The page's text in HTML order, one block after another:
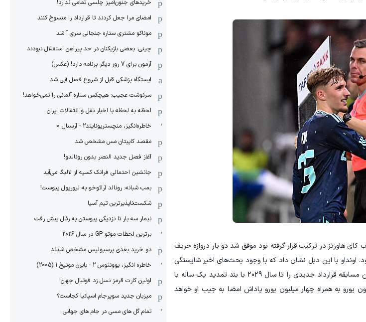
اشتوتگارت که در غیاب کای هاورتز در ترکیب قرار گرفته بود موفق شد دو بار دروازه حریف
اونداو با این دبل نشان داد که با وجود بحث‌های اخیر شایستگی
حضور در ترکیب اصلی را دارد. جالب اینجاست که او تنها چند ساعت پیش از این مسابقه قرارداد جدیدی را تا سال 2029 با بند تمدید یک ساله با
یورو به همراه چهار میلیون یورو پاداش امضا به جیب او خواهد
خریدهای جنون‌آمیز چلسی تمامی ندارد!
امضای مرا جعل کردند تا قرارداد را منسوخ کنند
موناکو مشتری ستاره جنجالی سری آ شد
چینی: بعضی بازیکنان در حد پیراهن استقلال نبودند
آزمون برای 7 روز دیگر برنامه دارد! (عکس)
ایستگاه پزشکی قبل از شروع فصل آبی شد
سرنوشت عجیب: هیچکس ستاره آلمانی را نمی‌خواهد!
لحظه به لحظه با اخبار نقل و انتقالات ایران
خاطره‌انگیز، منچستریونایتد2 - آرسنال 0
مقصد کاپیتان مس مشخص شد
آغاز فصل جدید النصر بدون رونالدو!
جانشین احتمالی فرانک کسیه از لالیگا می‌آید
بمب شبانه: رونالد آرائوخو به لیورپول پیوست!
شکست‌ناپذیرترین تیم آسیا
نیمار سه بار تا نزدیکی پیوستن به رئال پیش رفت
برترین لحظات موتو GP در سال 2026
دو خرید بعدی پرسپولیس مشخص شدند
خاطره انگیز، یوونتوس 2 - بایرن مونیخ 1 (2005)
اولین کارت قرمز نسل زد فوتبال جهان!
میزبان جدید سوپرجام اسپانیا کجاست؟
تمام گل های مسی در جام های جهانی